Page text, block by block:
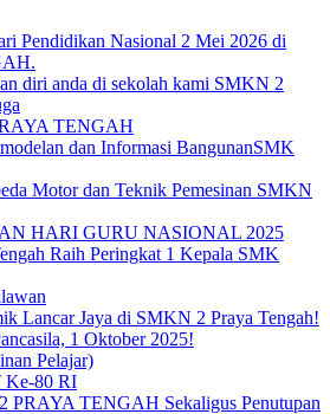
Pendidikan Nasional 2 Mei 2026 di
diri anda di sekolah kami SMKN 2
TENGAH
dan Informasi BangunanSMK
Motor dan Teknik Pemesinan SMKN
HARI GURU NASIONAL 2025
Raih Peringkat 1 Kepala SMK
Lancar Jaya di SMKN 2 Praya Tengah!
1 Oktober 2025!
Pelajar)
Ke-80 RI
PRAYA TENGAH Sekaligus Penutupan